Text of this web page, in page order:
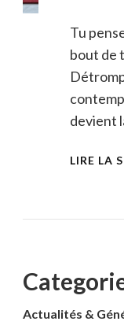
Tu
bout de
devient
LIRE LA
Actualités &